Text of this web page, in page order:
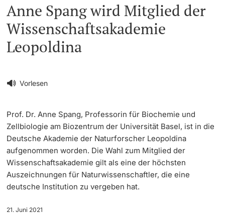
weitere Informationen
Aktuell
‡ ‡ ‡ ‡
News
‡ ‡ ‡ ‡
Universität in den Medien
Veranstaltungskalender
‡ ‡ ‡ ‡ ‡ ‡ ‡ ‡ ‡ ‡ ‡ ‡
Social Media
‡ ‡ ‡ ‡ ‡ ‡ ‡ ‡ ‡ ‡ ‡ ‡ ‡ ‡ ‡ ‡
Studium
Forschung
Lehre
‡ ‡ ‡ ‡ ‡ ‡ ‡ ‡ ‡ ‡ ‡ ‡ ‡ ‡ ‡ ‡ ‡ ‡ ‡ ‡ ‡ ‡ ‡ ‡
Weiterbildung
‡ ‡ ‡ ‡ ‡ ‡ ‡ ‡ ‡ ‡ ‡ ‡ ‡ ‡ ‡ ‡ ‡ ‡ ‡ ‡ ‡ ‡ ‡ ‡ ‡ ‡ ‡ ‡ ‡ ‡ ‡ ‡ ‡ ‡ ‡ ‡ ‡ ‡ ‡ ‡ ‡
‡ ‡ ‡ ‡ ‡ ‡ ‡ ‡ ‡ ‡ ‡ ‡ ‡ ‡ ‡ ‡ ‡ ‡ ‡
Universität
Vorlesen
Anne Spang wird Mitglied der
Wissenschaftsakademie
Leopoldina
Prof. Dr. Anne Spang, Professorin für Biochemie und
Zellbiologie am Biozentrum der Universität Basel, ist in die
Deutsche Akademie der Naturforscher Leopoldina
aufgenommen worden. Die Wahl zum Mitglied der
Wissenschaftsakademie gilt als eine der höchsten
Auszeichnungen für Naturwissenschaftler, die eine
deutsche Institution zu vergeben hat.
21. Juni 2021